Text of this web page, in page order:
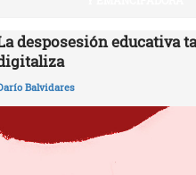
desposesión educativa
Balvidares